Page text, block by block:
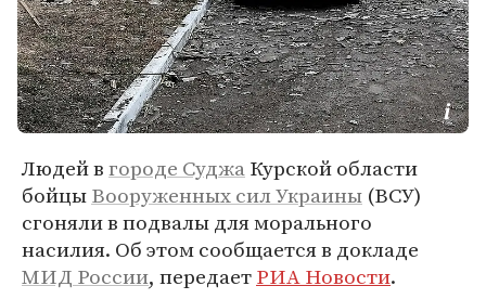
Людей вгороде СуджаКурской области
бойцыВооруженных силУкраины (ВСУ)
сгоняли в подвалы для морального
насилия. Об этом сообщается в докладе
МИД России, передаетРИА Новости.